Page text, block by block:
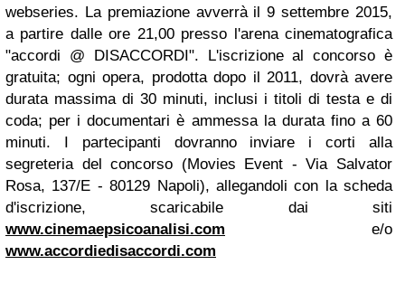
webseries. La premiazione avverrà il 9 settembre 2015,
a partire dalle ore 21,00 presso l'arena cinematografica
"accordi @ DISACCORDI". L'iscrizione al concorso è
gratuita; ogni opera, prodotta dopo il 2011, dovrà avere
durata massima di 30 minuti, inclusi i titoli di testa e di
coda; per i documentari è ammessa la durata fino a 60
minuti. I partecipanti dovranno inviare i corti alla
segreteria del concorso (Movies Event - Via Salvator
Rosa, 137/E - 80129 Napoli), allegandoli con la scheda
d'iscrizione, scaricabile dai siti
www.cinemaepsicoanalisi.com e/o
www.accordiedisaccordi.com